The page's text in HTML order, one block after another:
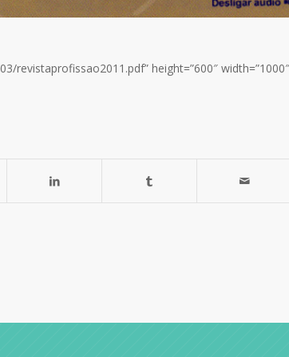
height=”600″ width=”1000″